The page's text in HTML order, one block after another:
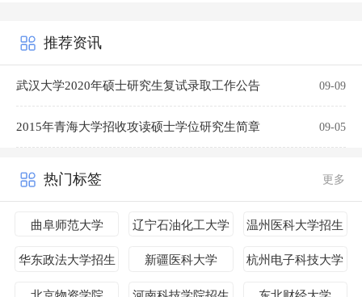
推荐资讯
武汉大学2020年硕士研究生复试录取工作公告 09-09
2015年青海大学招收攻读硕士学位研究生简章 09-05
热门标签 更多
曲阜师范大学 辽宁石油化工大学
温州医科大学招生
华东政法大学招生
新疆医科大学
杭州电子科技大学